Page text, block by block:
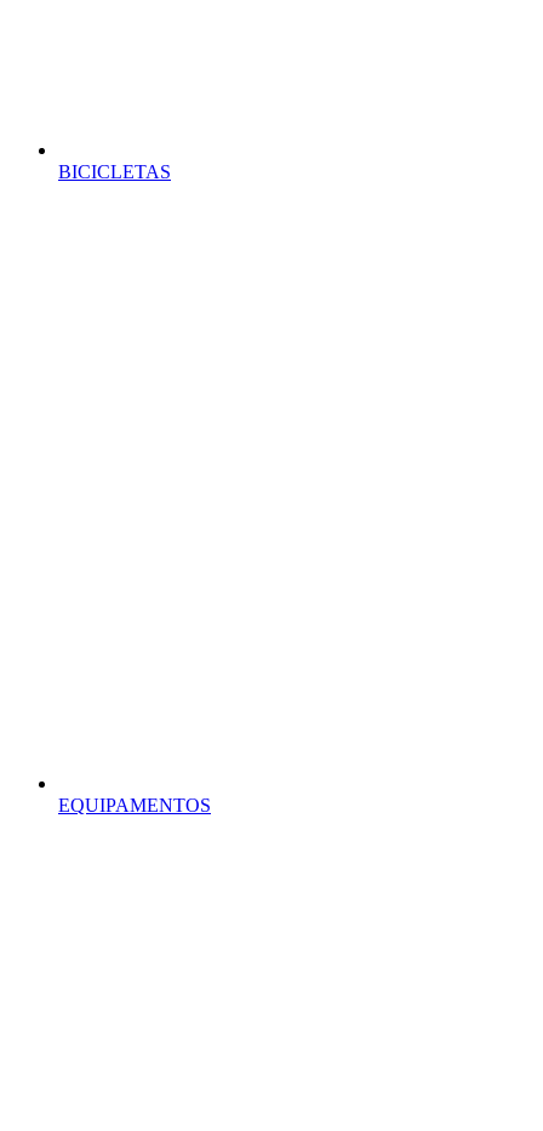
BICICLETAS
EQUIPAMENTOS